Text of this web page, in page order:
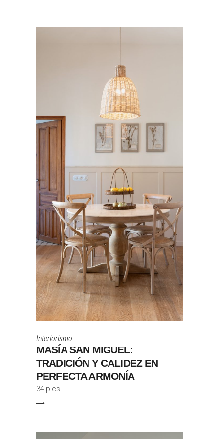
Interiorismo
MASÍA SAN MIGUEL:
TRADICIÓN Y CALIDEZ EN
PERFECTA ARMONÍA
34 pics